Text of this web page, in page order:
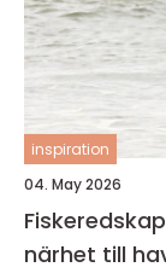
inspiration
04. May 2026
Fiskeredskap blekinge
närhet till